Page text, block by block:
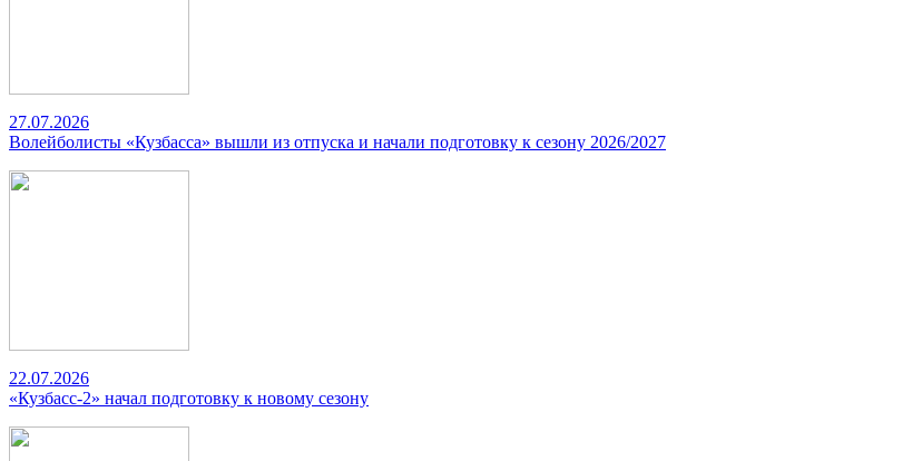
27.07.2026
Волейболисты «Кузбасса» вышли из отпуска и начали подготовку к сезону 2026/2027
22.07.2026
«Кузбасс-2» начал подготовку к новому сезону